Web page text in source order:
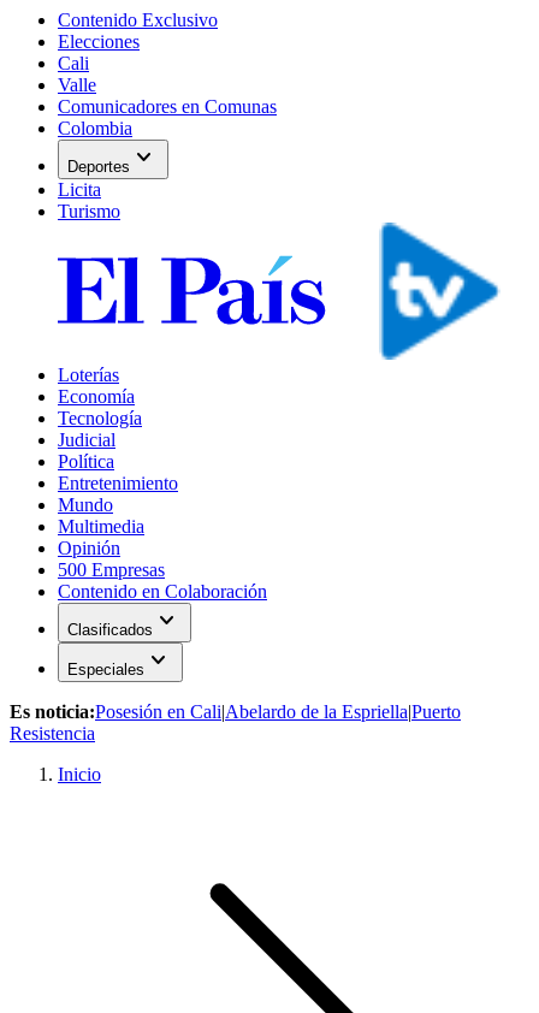
Contenido Exclusivo
Elecciones
Cali
Valle
Comunicadores en Comunas
Colombia
Deportes expand_more
Licita
Turismo
Loterías
Economía
Tecnología
Judicial
Política
Entretenimiento
Mundo
Multimedia
Opinión
500 Empresas
Contenido en Colaboración
Clasificados expand_more
Especiales expand_more
Es noticia:Posesión en Cali|Abelardo de la Espriella|Puerto
Resistencia
Inicio